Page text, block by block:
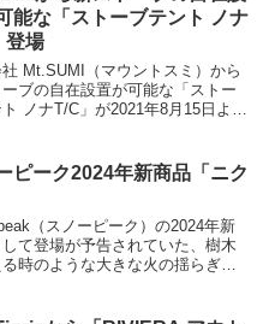
ーします。
能な「ストーブテント ノナ
登場
Mt.SUMI（マウントスミ）から
ブの自在設置が可能な「ストー
ノナT/C」が2021年8月15日より
。詳細をレビューします。
ピーク2024年新商品「ニク
（スノーピーク）の2024年新
て登場が予告されていた、樹木
時のような大きな火の揺らぎ